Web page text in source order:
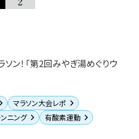
ン！「第2回みやぎ湯めぐりウ
マラソン大会レポ
ニング
有酸素運動